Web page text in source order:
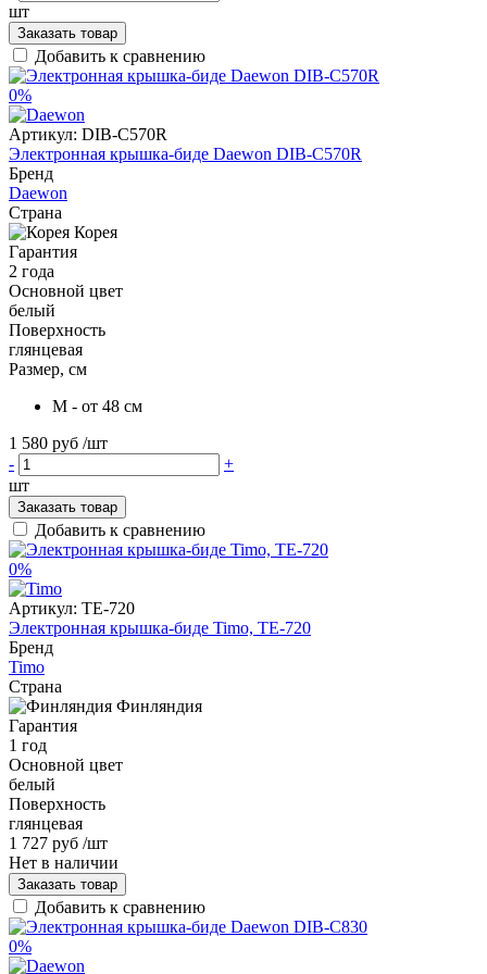
шт
Заказать товар
Добавить к сравнению
0%
Артикул: DIB-C570R
Электронная крышка-биде Daewon DIB-C570R
Бренд
Daewon
Страна
Корея
Гарантия
2 года
Основной цвет
белый
Поверхность
глянцевая
Размер, см
M - от 48 см
1 580 руб /шт
-
+
шт
Заказать товар
Добавить к сравнению
0%
Артикул: TE-720
Электронная крышка-биде Timo, TE-720
Бренд
Timo
Страна
Финляндия
Гарантия
1 год
Основной цвет
белый
Поверхность
глянцевая
1 727 руб /шт
Нет в наличии
Заказать товар
Добавить к сравнению
0%